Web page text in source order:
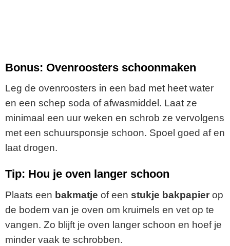
Bonus: Ovenroosters schoonmaken
Leg de ovenroosters in een bad met heet water
en een schep soda of afwasmiddel. Laat ze
minimaal een uur weken en schrob ze vervolgens
met een schuursponsje schoon. Spoel goed af en
laat drogen.
Tip: Hou je oven langer schoon
Plaats een bakmatje of een stukje bakpapier op
de bodem van je oven om kruimels en vet op te
vangen. Zo blijft je oven langer schoon en hoef je
minder vaak te schrobben.